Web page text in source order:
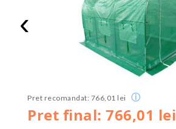
‹
Pret final: 766,01 lei
Pret recomandat: 766,01 lei ⓘ